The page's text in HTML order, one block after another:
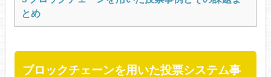
とめ
ブロックチェーンを用いた投票システム事